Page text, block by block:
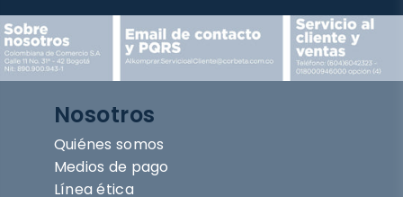
Nosotros
Quiénes somos
Medios de pago
Línea ética